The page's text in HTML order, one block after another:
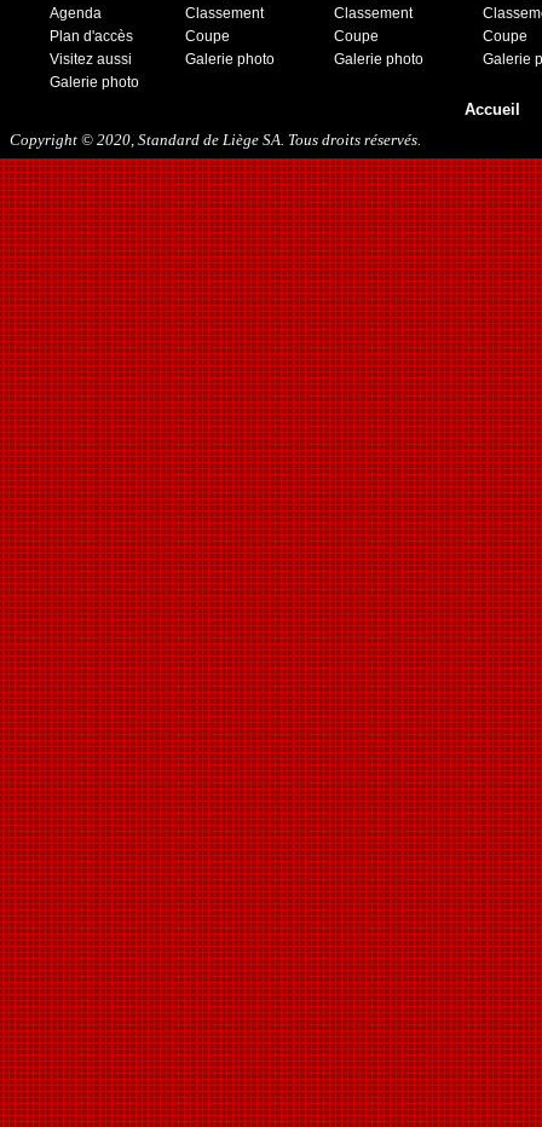
Agenda
Plan d'accès
Visitez aussi
Galerie photo
Classement
Coupe
Galerie photo
Classement
Coupe
Galerie photo
Coupe
Galerie
Accueil
Copyright © 2020, Standard de Liège SA. Tous droits réservés.